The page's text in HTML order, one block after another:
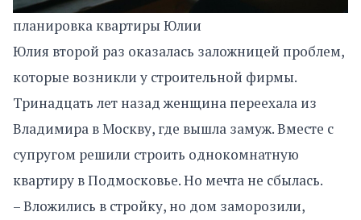
планировка квартиры Юлии
Юлия второй раз оказалась заложницей проблем,
которые возникли у строительной фирмы.
Тринадцать лет назад женщина переехала из
Владимира в Москву, где вышла замуж. Вместе с
супругом решили строить однокомнатную
квартиру в Подмосковье. Но мечта не сбылась.
– Вложились в стройку, но дом заморозили,